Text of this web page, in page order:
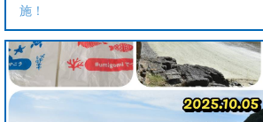
施！